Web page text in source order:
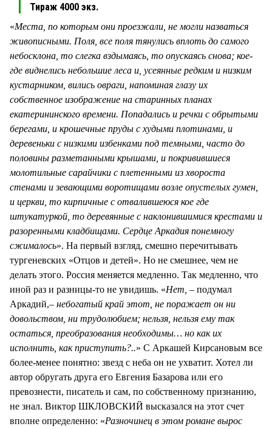
Тираж 4000 экз.
«Места, по которым они проезжали, не могли назваться
живописными. Поля, все поля тянулись вплоть до самого
небосклона, то слегка вздымаясь, то опускаясь снова; кое-
где виднелись небольшие леса и, усеянные редким и низким
кустарником, вились овраги, напоминая глазу их
собственное изображение на старинных планах
екатерининского времени. Попадались и речки с обрытыми
берегами, и крошечные пруды с худыми плотинами, и
деревеньки с низкими избенками под темными, часто до
половины разметанными крышами, и покривившиеся
молотильные сарайчики с плетенными из хвороста
стенами и зевающими воротищами возле опустелых гумен,
и церкви, то кирпичные с отвалившеюся кое где
штукатуркой, то деревянные с наклонившимися крестами и
разоренными кладбищами. Сердце Аркадия понемногу
сжималось». На первый взгляд, смешно перечитывать
тургеневских «Отцов и детей». Но не смешнее, чем не
делать этого. Россия меняется медленно. Так медленно, что
иной раз и разницы-то не увидишь. «Нет, – подумал
Аркадий,– небогатый край этот, не поражает он ни
довольством, ни трудолюбием; нельзя, нельзя ему так
остаться, преобразования необходимы… но как их
исполнить, как приступить?..» С Аркашей Кирсановым все
более-менее понятно: звезд с неба он не ухватит. Хотел ли
автор обругать друга его Евгения Базарова или его
превознести, писатель и сам, по собственному признанию,
не знал. Виктор ШКЛОВСКИЙ высказался на этот счет
вполне определенно: «Разночинец в этом романе вырос